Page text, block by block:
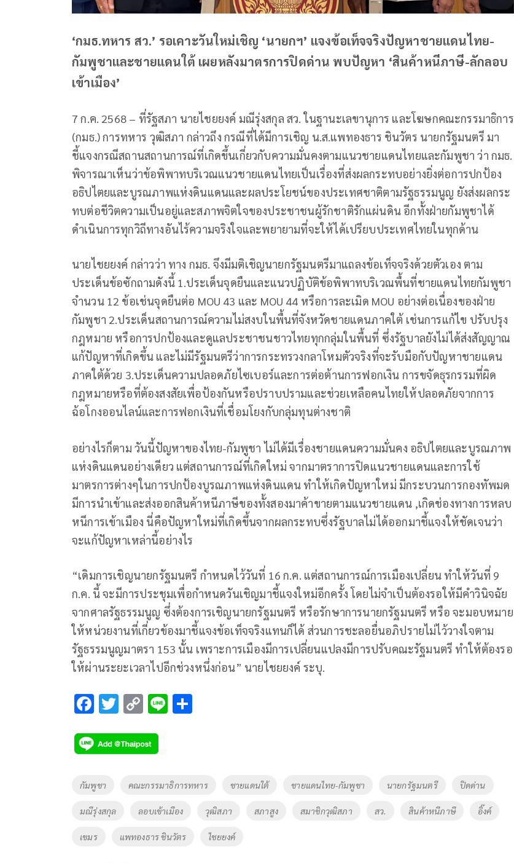
‘กมธ.ทหาร สว.’ รอเคาะวันใหม่เชิญ ‘นายกฯ’ แจงข้อเท็จจริงปัญหาชายแดนไทย-
กัมพูชาและชายแดนใต้ เผยหลังมาตรการปิดด่าน พบปัญหา ‘สินค้าหนีภาษี-ลักลอบ
เข้าเมือง’
7 ก.ค. 2568 – ที่รัฐสภา นายไชยยงค์ มณีรุ่งสกุล สว. ในฐานะเลขานุการ และโฆษกคณะกรรมาธิการ
(กมธ.) การทหาร วุฒิสภา กล่าวถึง กรณีที่ได้มีการเชิญ น.ส.แพทองธาร ชินวัตร นายกรัฐมนตรี มา
ชี้แจงกรณีสถานสถานการณ์ที่เกิดขึ้นเกี่ยวกับความมั่นคงตามแนวชายแดนไทยและกัมพูชา ว่า กมธ.
พิจารณาเห็นว่าข้อพิพาทบริเวณแนวชายแดนไทยเป็นเรื่องที่ส่งผลกระทบอย่างยิ่งต่อการปกป้อง
อธิปไตยและบูรณภาพแห่งดินแดนและผลประโยชน์ของประเทศชาติตามรัฐธรรมนูญ ยังส่งผลกระ
ทบต่อชีวิตความเป็นอยู่และสภาพจิตใจของประชาชนผู้รักชาติรักแผ่นดิน อีกทั้งฝ่ายกัมพูชาได้
ดำเนินการทุกวิถีทางอันไร้ความจริงใจและพยายามที่จะให้ได้เปรียบประเทศไทยในทุกด้าน
นายไชยยงค์ กล่าวว่า ทาง กมธ. จึงมีมติเชิญนายกรัฐมนตรีมาแถลงข้อเท็จจริงด้วยตัวเอง ตาม
ประเด็นข้อซักถามดังนี้ 1.ประเด็นจุดยืนและแนวปฏิบัติข้อพิพาทบริเวณพื้นที่ชายแดนไทยกัมพูชา
จำนวน 12 ข้อเช่นจุดยืนต่อ MOU 43 และ MOU 44 หรือการละเมิด MOU อย่างต่อเนื่องของฝ่าย
กัมพูชา 2.ประเด็นสถานการณ์ความไม่สงบในพื้นที่จังหวัดชายแดนภาคใต้ เช่นการแก้ไข ปรับปรุง
กฎหมาย หรือการปกป้องและดูแลประชาชนชาวไทยทุกกลุ่มในพื้นที่ ซึ่งรัฐบาลยังไม่ได้ส่งสัญญาณ
แก้ปัญหาที่เกิดขึ้น และไม่มีรัฐมนตรีว่าการกระทรวงกลาโหมตัวจริงที่จะรับมือกับปัญหาชายแดน
ภาคใต้ด้วย 3.ประเด็นความปลอดภัยไซเบอร์และการต่อต้านการฟอกเงิน การขจัดธุรกรรมที่ผิด
กฎหมายหรือที่ต้องสงสัยเพื่อป้องกันหรือปราบปรามและช่วยเหลือคนไทยให้ปลอดภัยจากการ
ฉ้อโกงออนไลน์และการฟอกเงินที่เชื่อมโยงกับกลุ่มทุนต่างชาติ
อย่างไรก็ตาม วันนี้ปัญหาของไทย-กัมพูชา ไม่ได้มีเรื่องชายแดนความมั่นคง อธิปไตยและบูรณภาพ
แห่งดินแดนอย่างเดียว แต่สถานการณ์ที่เกิดใหม่ จากมาตราการปิดแนวชายแดนและการใช้
มาตรการต่างๆในการปกป้องบูรณภาพแห่งดินแดน ทำให้เกิดปัญหาใหม่ มีกระบวนการกองทัพมด
มีการนำเข้าและส่งออกสินค้าหนีภาษีของทั้งสองมาค้าขายตามแนวชายแดน ,เกิดช่องทางการหลบ
หนีการเข้าเมือง นี่คือปัญหาใหม่ที่เกิดขึ้นจากผลกระทบซึ่งรัฐบาลไม่ได้ออกมาชี้แจงให้ชัดเจนว่า
จะแก้ปัญหาเหล่านี้อย่างไร
“เดิมการเชิญนายกรัฐมนตรี กำหนดไว้วันที่ 16 ก.ค. แต่สถานการณ์การเมืองเปลี่ยน ทำให้วันที่ 9
ก.ค. นี้ จะมีการประชุมเพื่อกำหนดวันเชิญมาชี้แจงใหม่อีกครั้ง โดยไม่จำเป็นต้องรอให้มีคำวินิจฉัย
จากศาลรัฐธรรมนูญ ซึ่งต้องการเชิญนายกรัฐมนตรี หรือรักษาการนายกรัฐมนตรี หรือ จะมอบหมาย
ให้หน่วยงานที่เกี่ยวข้องมาชี้แจงข้อเท็จจริงแทนก็ได้ ส่วนการชะลอยื่นอภิปรายไม่ไว้วางใจตาม
รัฐธรรมนูญมาตรา 153 นั้น เพราะการเมืองมีการเปลี่ยนแปลงมีการปรับคณะรัฐมนตรี ทำให้ต้องรอ
ให้ผ่านระยะเวลาไปอีกช่วงหนึ่งก่อน” นายไชยยงค์ ระบุ.
F
e
b
o
o
k
T
tt
er
C
p
y
Li
k
Li
Tags
กัมพูชา คณะกรรมาธิการทหาร ชายแดนใต้ ชายแดนไทย-กัมพูชา นายกรัฐมนตรี ปิดด่าน
มณีรุ่งสกุล ลอบเข้าเมือง วุฒิสภา สภาสูง สมาชิกวุฒิสภา สว. สินค้าหนีภาษี อิ๊งค์
เขมร แพทองธาร ชินวัตร ไชยยงค์